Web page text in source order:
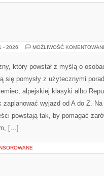
- 2026 MOŻLIWOŚĆ
który powstał z myślą o
się pomysły z użytecznymi
alpejskiej klasyki albo
wyjazd od A do Z.
powstają tak, by pomagać
[…]